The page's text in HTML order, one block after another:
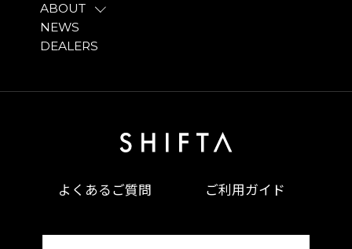
ABOUT
NEWS
DEALERS
よくあるご質問 ご利用ガイド